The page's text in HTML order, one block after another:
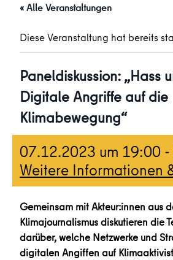
« Alle Veranstaltungen
Diese Veranstaltung hat bereits
Paneldiskussion: „Hass
Digitale Angriffe auf die
Klimabewegung“
07.12.2023 um 19:00 -
Weitere Informationen
Gemeinsam mit Akteur:innen aus
Klimajournalismus diskutieren die
darüber, welche Netzwerke und
digitalen Angiffen auf